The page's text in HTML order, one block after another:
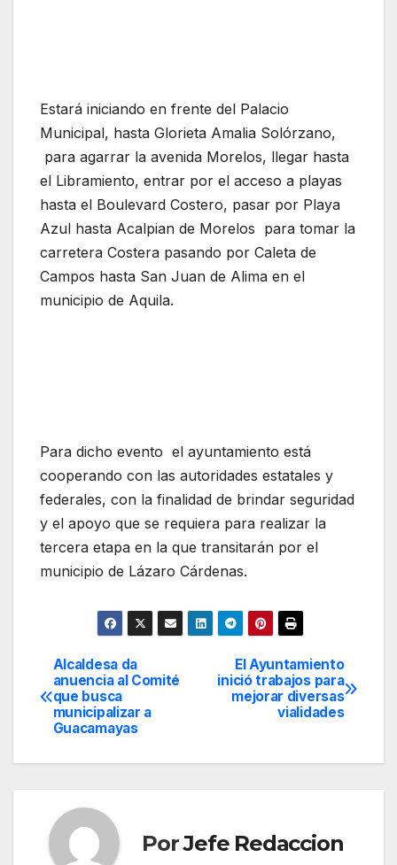
Estará iniciando en frente del Palacio
Municipal, hasta Glorieta Amalia Solórzano,
para agarrar la avenida Morelos, llegar hasta
el Libramiento, entrar por el acceso a playas
hasta el Boulevard Costero, pasar por Playa
Azul hasta Acalpian de Morelos para tomar la
carretera Costera pasando por Caleta de
Campos hasta San Juan de Alima en el
municipio de Aquila.
Para dicho evento el ayuntamiento está
cooperando con las autoridades estatales y
federales, con la finalidad de brindar seguridad
y el apoyo que se requiera para realizar la
tercera etapa en la que transitarán por el
municipio de Lázaro Cárdenas.
Navegación
de
entradas
El Ayuntamiento
inició trabajos para
mejorar diversas
vialidades
Alcaldesa da
anuencia al Comité
que busca
municipalizar a
Guacamayas
PorJefe Redaccion